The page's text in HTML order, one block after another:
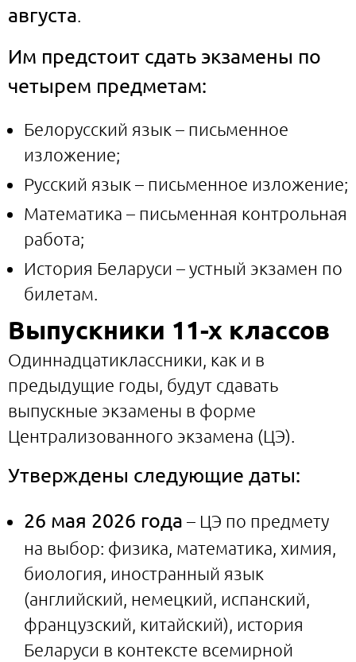
августа
Им предстоит сдать экзамены по
четырем предметам:
Белорусский язык – письменное
изложение;
Русский язык – письменное изложение;
Математика – письменная контрольная
работа;
История Беларуси – устный экзамен по
билетам.
Выпускники 11-х классов
Одиннадцатиклассники, как и в
предыдущие годы, будут сдавать
выпускные экзамены в форме
Централизованного экзамена (ЦЭ).
Утверждены следующие даты:
26 мая 2026 года – ЦЭ по предмету
на выбор: физика, математика, химия,
биология, иностранный язык
(английский, немецкий, испанский,
французский, китайский), история
Беларуси в контексте всемирной